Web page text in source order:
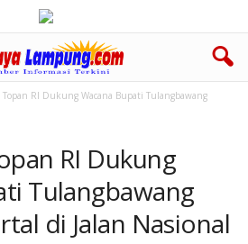
Topan RI Dukung Wacana Bupati Tulangbawang
RI Dukung
Tulangbawang
di Jalan Nasional